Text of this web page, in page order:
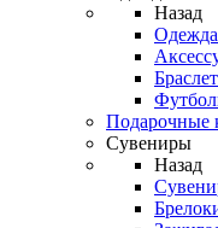
Назад
Одежда
Подарочные
Сувениры
Назад